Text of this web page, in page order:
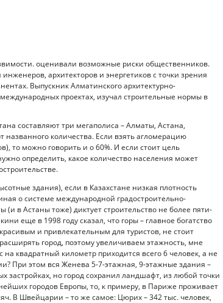
оценивали возможные риски общественников.
архитекторов и энергетиков с точки зрения
Выпускник Алматинского архитектурно-
проектах, изучал строительные нормы в
составляют три мегаполиса – Алматы, Астана,
количества. Если взять агломерацию
то можно говорить и о 60%. И если стоит цель
определить, какое количество населения может
здания), если в Казахстане низкая плотность
о системе международной градостроительно-
в Астаны тоже) диктует строительство не более пяти-
еще в 1998 году сказал, что горы – главное богатство
и привлекательным для туристов, не стоит
город, поэтому увеличиваем этажность, мне
квадратный километр приходится всего 6 человек, а не
При этом вся Женева 5-7-этажная, 9-этажные здания –
застройках, но город сохранил ландшафт, из любой точки
городов Европы, то, к примеру, в Париже проживает
В Швейцарии – то же самое: Цюрих – 342 тыс. человек,